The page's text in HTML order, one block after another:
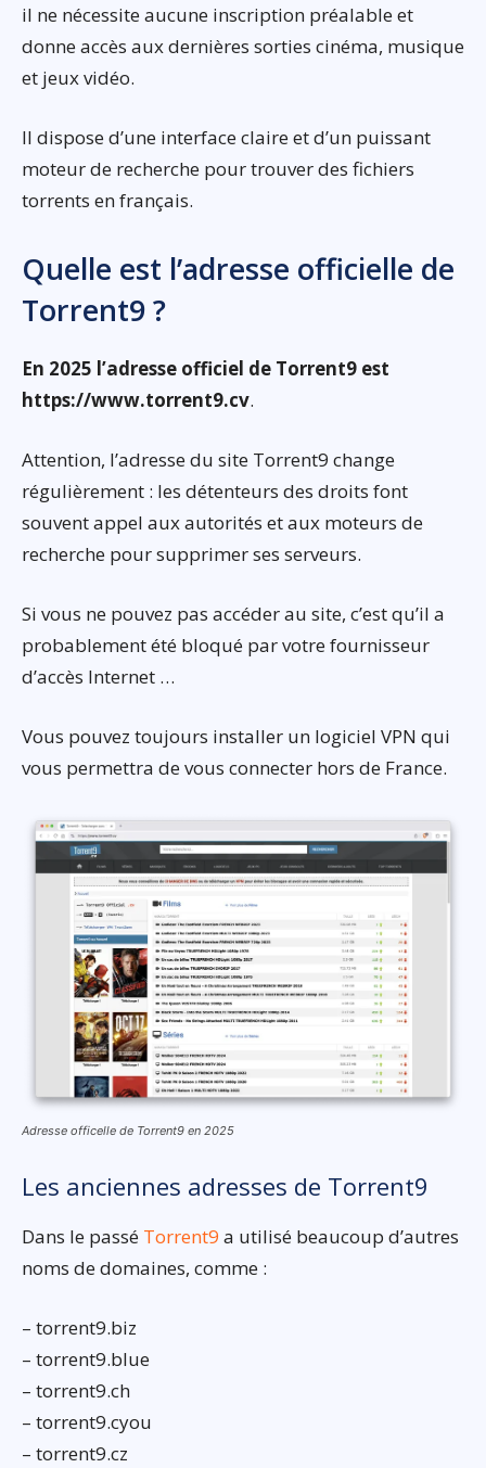
il ne nécessite aucune inscription préalable et
donne accès aux dernières sorties cinéma, musique
et jeux vidéo.
Il dispose d’une interface claire et d’un puissant
moteur de recherche pour trouver des fichiers
torrents en français.
Quelle est l’adresse officielle de
Torrent9 ?
En 2025 l’adresse officiel de Torrent9 est
https://www.torrent9.cv.
Attention, l’adresse du site Torrent9 change
régulièrement : les détenteurs des droits font
souvent appel aux autorités et aux moteurs de
recherche pour supprimer ses serveurs.
Si vous ne pouvez pas accéder au site, c’est qu’il a
probablement été bloqué par votre fournisseur
d’accès Internet …
Vous pouvez toujours installer un logiciel VPN qui
vous permettra de vous connecter hors de France.
Adresse officelle de Torrent9 en 2025
Les anciennes adresses de Torrent9
Dans le passé Torrent9 a utilisé beaucoup d’autres
noms de domaines, comme :
– torrent9.biz
– torrent9.blue
– torrent9.ch
– torrent9.cyou
– torrent9.cz